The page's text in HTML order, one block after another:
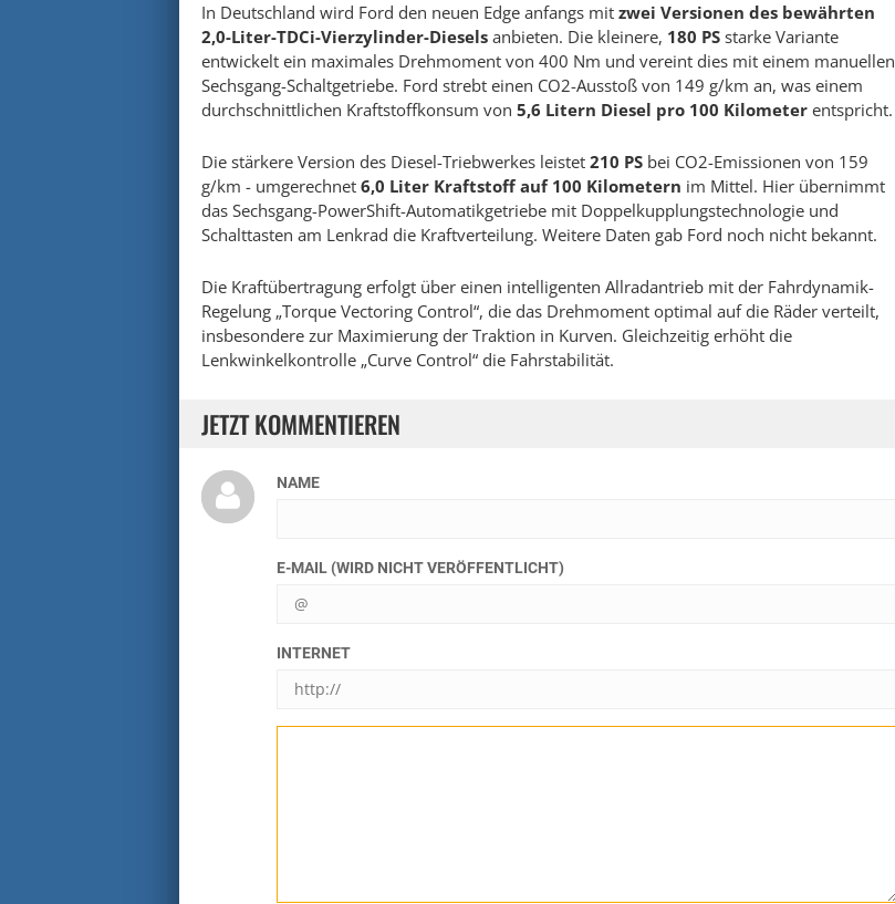
In Deutschland wird Ford den neuen Edge anfangs mit zwei Versionen des bewährten
2,0-Liter-TDCi-Vierzylinder-Diesels anbieten. Die kleinere, 180 PS starke Variante
entwickelt ein maximales Drehmoment von 400 Nm und vereint dies mit einem manuellen
Sechsgang-Schaltgetriebe. Ford strebt einen CO2-Ausstoß von 149 g/km an, was einem
durchschnittlichen Kraftstoffkonsum von 5,6 Litern Diesel pro 100 Kilometer entspricht.
Die stärkere Version des Diesel-Triebwerkes leistet 210 PS bei CO2-Emissionen von 159
g/km - umgerechnet 6,0 Liter Kraftstoff auf 100 Kilometern im Mittel. Hier übernimmt
das Sechsgang-PowerShift-Automatikgetriebe mit Doppelkupplungstechnologie und
Schalttasten am Lenkrad die Kraftverteilung. Weitere Daten gab Ford noch nicht bekannt.
Die Kraftübertragung erfolgt über einen intelligenten Allradantrieb mit der Fahrdynamik-
Regelung „Torque Vectoring Control“, die das Drehmoment optimal auf die Räder verteilt,
insbesondere zur Maximierung der Traktion in Kurven. Gleichzeitig erhöht die
Lenkwinkelkontrolle „Curve Control“ die Fahrstabilität.
JETZT KOMMENTIEREN
NAME
E-MAIL (WIRD NICHT VERÖFFENTLICHT)
INTERNET